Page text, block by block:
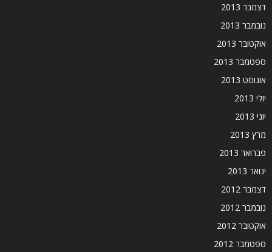
דצמבר 2013
נובמבר 2013
אוקטובר 2013
ספטמבר 2013
אוגוסט 2013
יולי 2013
יוני 2013
מרץ 2013
פברואר 2013
ינואר 2013
דצמבר 2012
נובמבר 2012
אוקטובר 2012
ספטמבר 2012